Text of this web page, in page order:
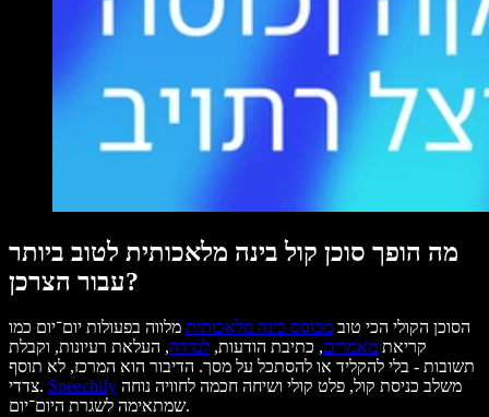
מה הופך סוכן קול בינה מלאכותית לטוב ביותר
עבור הצרכן?
הסוכן הקולי הכי טוב מבוסס בינה מלאכותית מלווה בפעולות יום־יום כמו
קריאת מאמרים, כתיבת הודעות, למידה, העלאת רעיונות, וקבלת
תשובות - בלי להקליד או להסתכל על מסך. הדיבור הוא המרכז, לא תוסף
צדדי. Speechify
שמתאימה לשגרת היום־יום.